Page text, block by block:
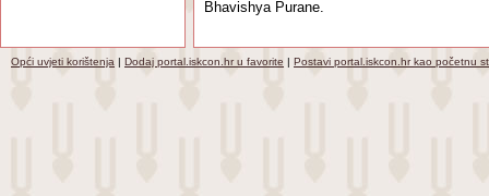
Bhavishya Purane.
Opći uvjeti korištenja | Dodaj portal.iskcon.hr u favorite | Postavi portal.iskcon.hr kao početnu